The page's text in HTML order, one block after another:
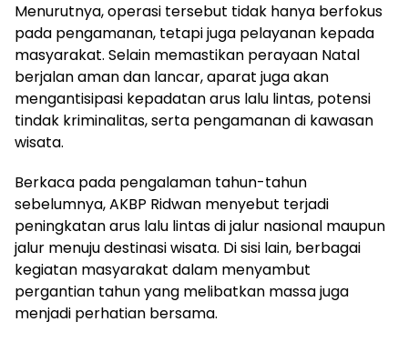
Menurutnya, operasi tersebut tidak hanya berfokus
pada pengamanan, tetapi juga pelayanan kepada
masyarakat. Selain memastikan perayaan Natal
berjalan aman dan lancar, aparat juga akan
mengantisipasi kepadatan arus lalu lintas, potensi
tindak kriminalitas, serta pengamanan di kawasan
wisata.
Berkaca pada pengalaman tahun-tahun
sebelumnya, AKBP Ridwan menyebut terjadi
peningkatan arus lalu lintas di jalur nasional maupun
jalur menuju destinasi wisata. Di sisi lain, berbagai
kegiatan masyarakat dalam menyambut
pergantian tahun yang melibatkan massa juga
menjadi perhatian bersama.